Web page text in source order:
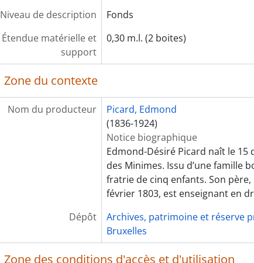
Niveau de description
Fonds
Étendue matérielle et
support
0,30 m.l. (2 boites)
Zone du contexte
Nom du producteur
Picard, Edmond
(1836-1924)
Notice biographique
Edmond-Désiré Picard naît le 15
des Minimes. Issu d’une famille
fratrie de cinq enfants. Son père,
février 1803, est enseignant en
Dépôt
Archives, patrimoine et réserve
Bruxelles
Zone des conditions d'accès et d'utilisation